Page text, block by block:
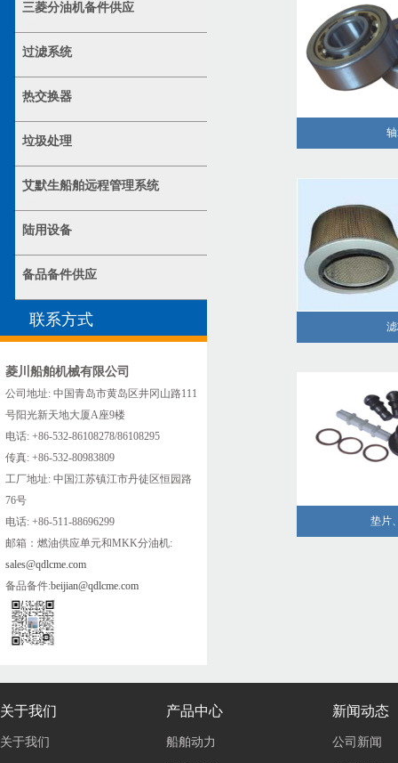
三菱分油机备件供应
过滤系统
热交换器
垃圾处理
艾默生船舶远程管理系统
陆用设备
备品备件供应
联系方式
菱川船舶机械有限公司
公司地址: 中国青岛市黄岛区井冈山路111
号阳光新天地大厦A座9楼
电话: +86-532-86108278/86108295
传真: +86-532-80983809
工厂地址: 中国江苏镇江市丹徒区恒园路
76号
电话: +86-511-88696299
邮箱：燃油供应单元和MKK分油机:
sales@qdlcme.com
备品备件:beijian@qdlcme.com
垫片
关于我们
关于我们
产品中心
船舶动力
新闻动态
公司新闻